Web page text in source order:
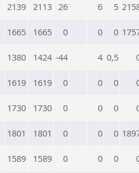
2139 2113 26 6 5
1665 1665 0 0 0
1380 1424 -44 4 0,5
1619 1619 0 0 0
1730 1730 0 0 0
1801 1801 0 0 0
1589 1589 0 0 0